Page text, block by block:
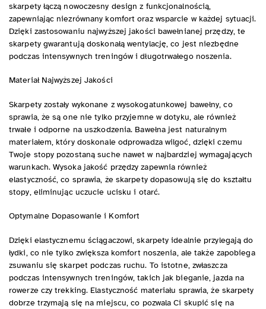
skarpety łączą nowoczesny design z funkcjonalnością,
zapewniając niezrównany komfort oraz wsparcie w każdej sytuacji.
Dzięki zastosowaniu najwyższej jakości bawełnianej przędzy, te
skarpety gwarantują doskonałą wentylację, co jest niezbędne
podczas intensywnych treningów i długotrwałego noszenia.
Materiał Najwyższej Jakości
Skarpety zostały wykonane z wysokogatunkowej bawełny, co
sprawia, że są one nie tylko przyjemne w dotyku, ale również
trwałe i odporne na uszkodzenia. Bawełna jest naturalnym
materiałem, który doskonale odprowadza wilgoć, dzięki czemu
Twoje stopy pozostaną suche nawet w najbardziej wymagających
warunkach. Wysoka jakość przędzy zapewnia również
elastyczność, co sprawia, że skarpety dopasowują się do kształtu
stopy, eliminując uczucie ucisku i otarć.
Optymalne Dopasowanie i Komfort
Dzięki elastycznemu ściągaczowi, skarpety idealnie przylegają do
łydki, co nie tylko zwiększa komfort noszenia, ale także zapobiega
zsuwaniu się skarpet podczas ruchu. To istotne, zwłaszcza
podczas intensywnych treningów, takich jak bieganie, jazda na
rowerze czy trekking. Elastyczność materiału sprawia, że skarpety
dobrze trzymają się na miejscu, co pozwala Ci skupić się na